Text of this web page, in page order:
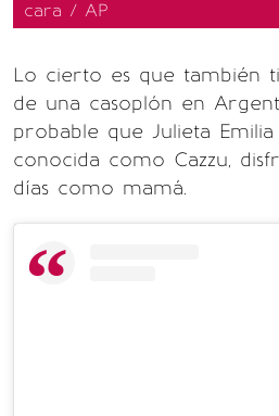
cara / AP
Lo cierto es que también
de una casoplón en
probable que Julieta
conocida como Cazzu,
días como mamá.